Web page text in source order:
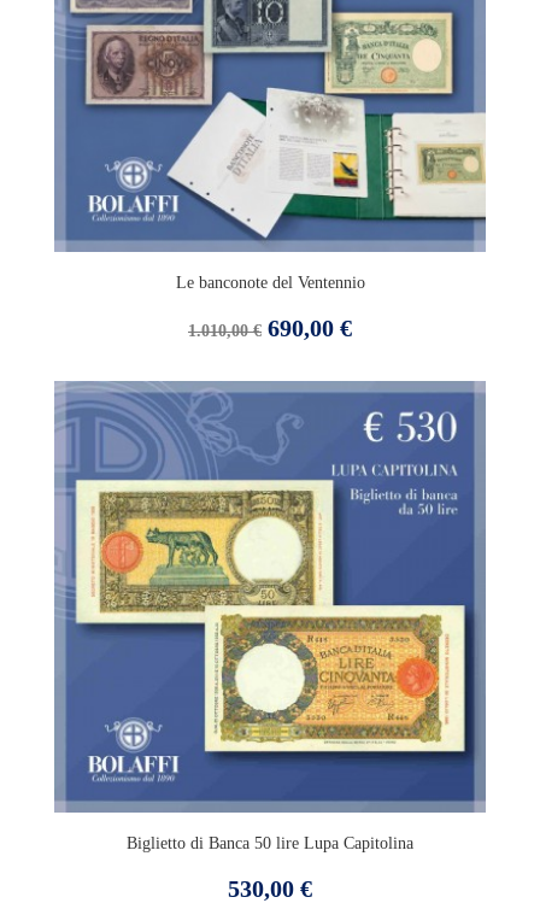
Le banconote del Ventennio
Prezzo
1.010,00 € Prezzo
690,00 €
Biglietto di Banca 50 lire Lupa Capitolina
Prezzo
530,00 €